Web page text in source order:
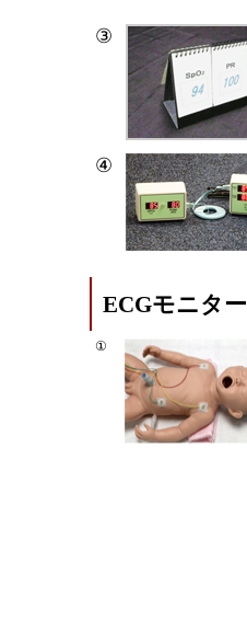
③
④
ECGモニター
①